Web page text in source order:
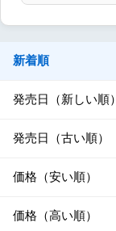
新着順
発売日（新しい順）
発売日（古い順）
価格（安い順）
価格（高い順）